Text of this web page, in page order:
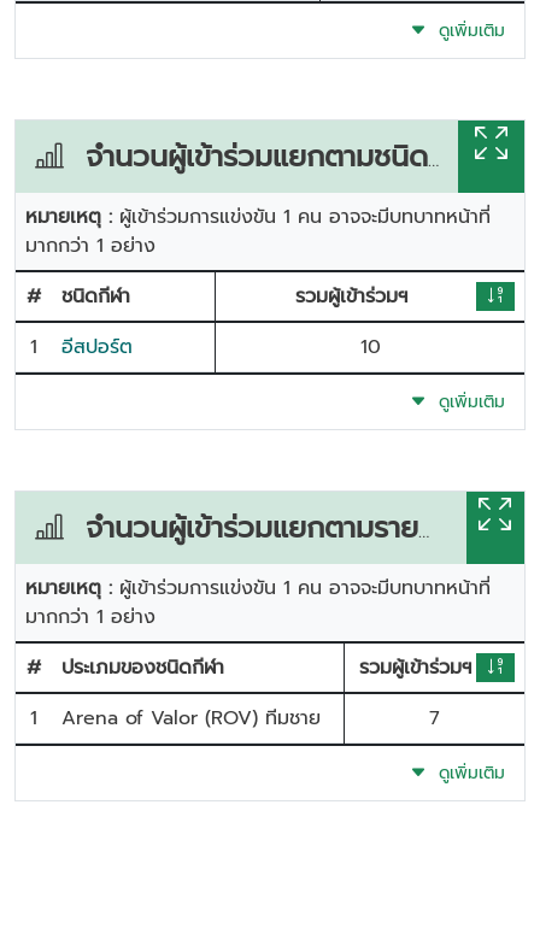
ดูเพิ่มเติม
จำนวนผู้เข้าร่วมแยกตามชนิดกีฬา
หมายเหตุ : ผู้เข้าร่วมการแข่งขัน 1 คน อาจจะมีบทบาทหน้าที่
มากกว่า 1 อย่าง
#
ชนิดกีฬา
รวมผู้เข้าร่วมฯ
1
อีสปอร์ต 10
ดูเพิ่มเติม
จำนวนผู้เข้าร่วมแยกตามรายการแข่งขัน
หมายเหตุ : ผู้เข้าร่วมการแข่งขัน 1 คน อาจจะมีบทบาทหน้าที่
มากกว่า 1 อย่าง
#
ประเภมของชนิดกีฬา
รวมผู้เข้าร่วมฯ
1
Arena of Valor (ROV) ทีมชาย 7
ดูเพิ่มเติม